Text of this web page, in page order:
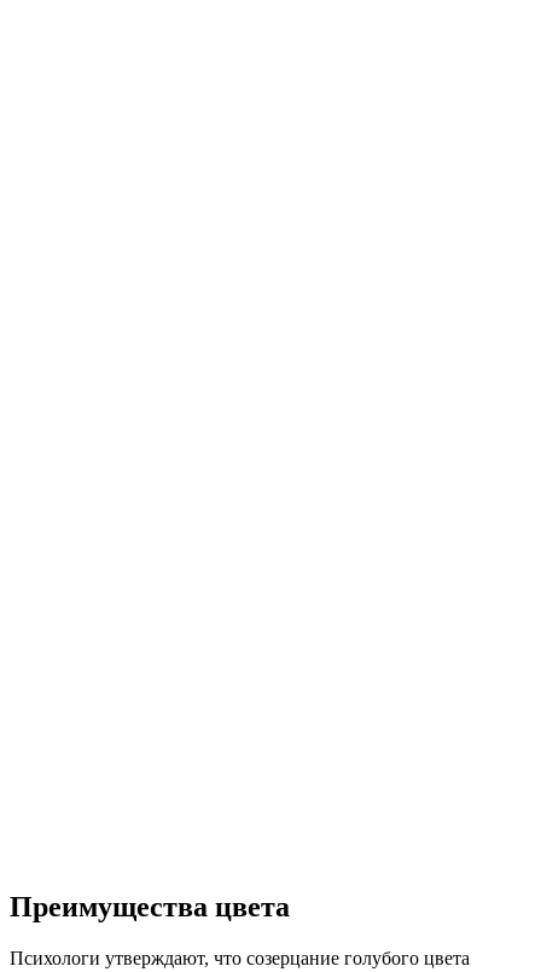
Преимущества цвета
Психологи утверждают, что созерцание голубого цвета